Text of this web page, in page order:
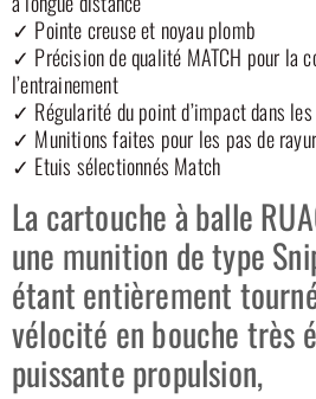
✓ Pointe creuse et noyau plomb
✓ Précision de qualité MATCH pour la
l’entrainement
✓ Régularité du point d’impact dans
✓ Munitions faites pour les pas de
✓ Etuis sélectionnés Match
La cartouche à balle
une munition de type
étant entièrement
vélocité en bouche très
puissante propulsion,